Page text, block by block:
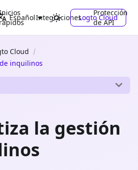
Integraciones
Protección
de API
Español Logto Cloud
Cloud
inquilinos
la gestión